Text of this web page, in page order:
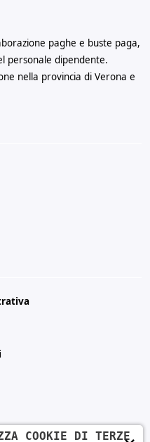
paghe e buste paga,
personale dipendente.
nella provincia di Verona e
COOKIE DI TERZE